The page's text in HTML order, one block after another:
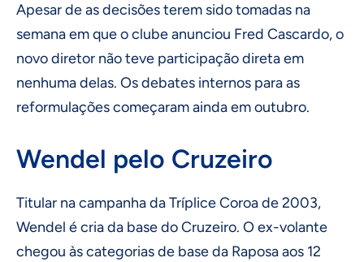
Apesar de as decisões terem sido tomadas na
semana em que o clube anunciou Fred Cascardo, o
novo diretor não teve participação direta em
nenhuma delas. Os debates internos para as
reformulações começaram ainda em outubro.
Wendel pelo Cruzeiro
Titular na campanha da Tríplice Coroa de 2003,
Wendel é cria da base do Cruzeiro. O ex-volante
chegou às categorias de base da Raposa aos 12